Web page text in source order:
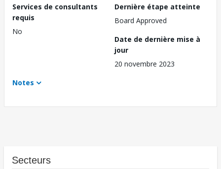
Services de consultants
requis
No
Dernière étape atteinte
Board Approved
Date de dernière mise à
jour
20 novembre 2023
Notes
Secteurs